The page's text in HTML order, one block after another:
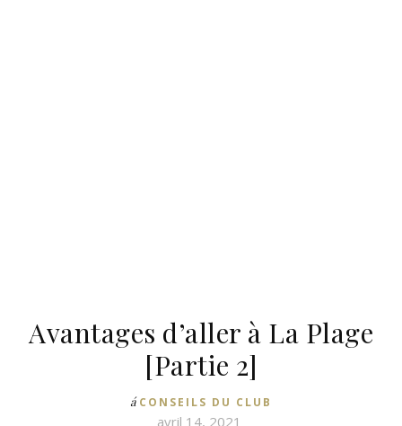
Avantages d’aller à La Plage
[Partie 2]
á CONSEILS DU CLUB
avril 14, 2021